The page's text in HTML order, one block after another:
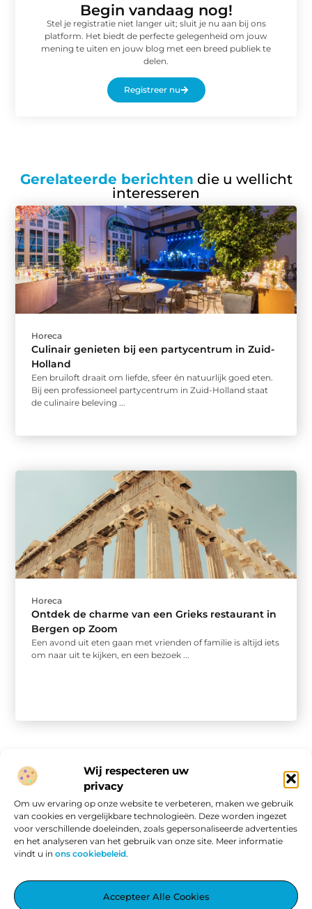
Wij respecteren uw
privacy
Om uw ervaring op onze website te verbeteren, maken we gebruik
van cookies en vergelijkbare technologieën. Deze worden ingezet
voor verschillende doeleinden, zoals gepersonaliseerde advertenties
en het analyseren van het gebruik van onze site. Meer informatie
vindt u in ons cookiebeleid.
Accepteer Alle Cookies
Begin vandaag nog!
Stel je registratie niet langer uit; sluit je nu aan bij ons
platform. Het biedt de perfecte gelegenheid om jouw
mening te uiten en jouw blog met een breed publiek te
delen.
Registreer nu
Gerelateerde berichten die u wellicht
interesseren
Horeca
Culinair genieten bij een partycentrum in Zuid-
Holland
Een bruiloft draait om liefde, sfeer én natuurlijk goed eten.
Bij een professioneel partycentrum in Zuid-Holland staat
de culinaire beleving ...
Horeca
Ontdek de charme van een Grieks restaurant in
Bergen op Zoom
Een avond uit eten gaan met vrienden of familie is altijd iets
om naar uit te kijken, en een bezoek ...
Aggiez.nl – Altijd Iets Interessants te Lezen.
Onze informatie